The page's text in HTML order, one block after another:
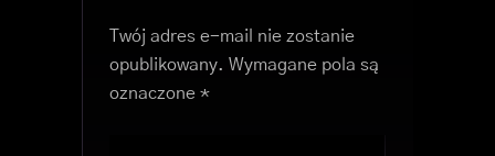
Twój adres e-mail nie zostanie
opublikowany. Wymagane pola są
oznaczone *